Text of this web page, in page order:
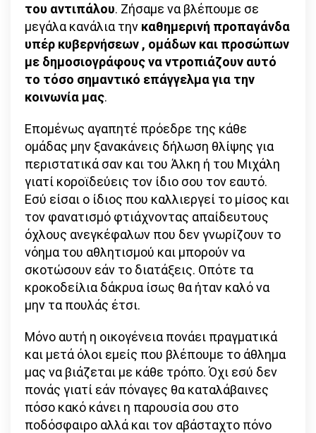
του αντιπάλου. Ζήσαμε να βλέπουμε σε
μεγάλα κανάλια την καθημερινή προπαγάνδα
υπέρ κυβερνήσεων , ομάδων και προσώπων
με δημοσιογράφους να ντροπιάζουν αυτό
το τόσο σημαντικό επάγγελμα για την
κοινωνία μας.
Επομένως αγαπητέ πρόεδρε της κάθε
ομάδας μην ξανακάνεις δήλωση θλίψης για
περιστατικά σαν και του Άλκη ή του Μιχάλη
γιατί κοροϊδεύεις τον ίδιο σου τον εαυτό.
Εσύ είσαι ο ίδιος που καλλιεργεί το μίσος και
τον φανατισμό φτιάχνοντας απαίδευτους
όχλους ανεγκέφαλων που δεν γνωρίζουν το
νόημα του αθλητισμού και μπορούν να
σκοτώσουν εάν το διατάξεις. Οπότε τα
κροκοδείλια δάκρυα ίσως θα ήταν καλό να
μην τα πουλάς έτσι.
Μόνο αυτή η οικογένεια πονάει πραγματικά
και μετά όλοι εμείς που βλέπουμε το άθλημα
μας να βιάζεται με κάθε τρόπο. Όχι εσύ δεν
πονάς γιατί εάν πόναγες θα καταλάβαινες
πόσο κακό κάνει η παρουσία σου στο
ποδόσφαιρο αλλά και τον αβάσταχτο πόνο